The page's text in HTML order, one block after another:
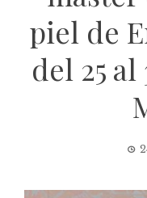
piel de
del 25